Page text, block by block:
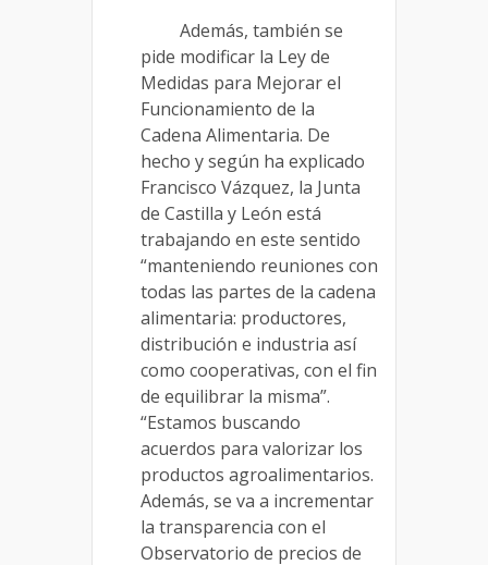
Además, también se
pide modificar la Ley de
Medidas para Mejorar el
Funcionamiento de la
Cadena Alimentaria. De
hecho y según ha explicado
Francisco Vázquez, la Junta
de Castilla y León está
trabajando en este sentido
“manteniendo reuniones con
todas las partes de la cadena
alimentaria: productores,
distribución e industria así
como cooperativas, con el fin
de equilibrar la misma”.
“Estamos buscando
acuerdos para valorizar los
productos agroalimentarios.
Además, se va a incrementar
la transparencia con el
Observatorio de precios de